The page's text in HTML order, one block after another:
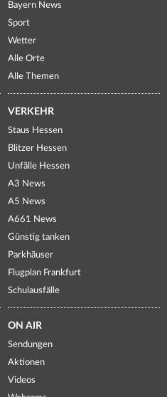
Bayern News
Sport
Wetter
Alle Orte
Alle Themen
VERKEHR
Staus Hessen
Blitzer Hessen
Unfälle Hessen
A3 News
A5 News
A661 News
Günstig tanken
Parkhäuser
Flugplan Frankfurt
Schulausfälle
ON AIR
Sendungen
Aktionen
Videos